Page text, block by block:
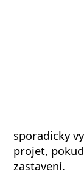
sporadicky
projet,
zastavení.